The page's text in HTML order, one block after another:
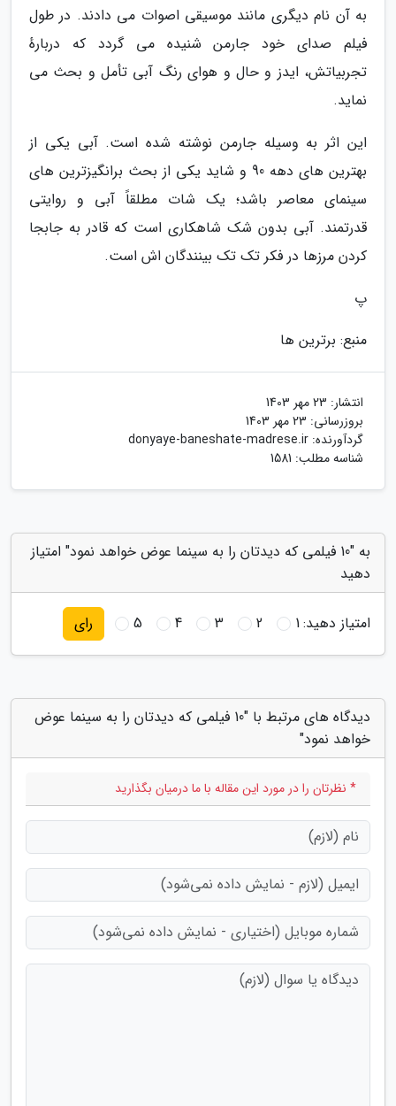
به آن نام دیگری مانند موسیقی اصوات می دادند. در طول
فیلم صدای خود جارمن شنیده می گردد که دربارهٔ
تجربیاتش، ایدز و حال و هوای رنگ آبی تأمل و بحث می
نماید.
این اثر به وسیله جارمن نوشته شده است. آبی یکی از
بهترین های دهه 90 و شاید یکی از بحث برانگیزترین های
سینمای معاصر باشد؛ یک شات مطلقاً آبی و روایتی
قدرتمند. آبی بدون شک شاهکاری است که قادر به جابجا
کردن مرزها در فکر تک تک بینندگان اش است.
پ
منبع: برترین ها
انتشار: 23 مهر 1403
بروزرسانی: 23 مهر 1403
گردآورنده: donyaye-baneshate-madrese.ir
شناسه مطلب: 1581
به "10 فیلمی که دیدتان را به سینما عوض خواهد نمود" امتیاز
دهید
امتیاز دهید:1
2
3
4
5 رای
دیدگاه های مرتبط با "10 فیلمی که دیدتان را به سینما عوض
خواهد نمود"
* نظرتان را در مورد این مقاله با ما درمیان بگذارید